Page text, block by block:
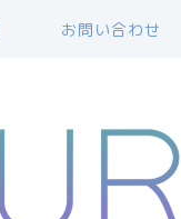
お問い合わせ